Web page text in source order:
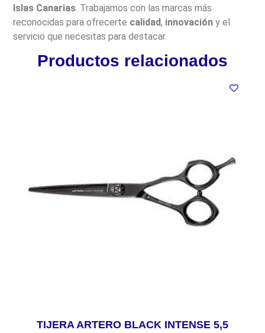
Islas Canarias . Trabajamos con las marcas más
reconocidas para ofrecerte calidad, innovación y el
servicio que necesitas para destacar.
Productos relacionados
TIJERA ARTERO BLACK INTENSE 5,5